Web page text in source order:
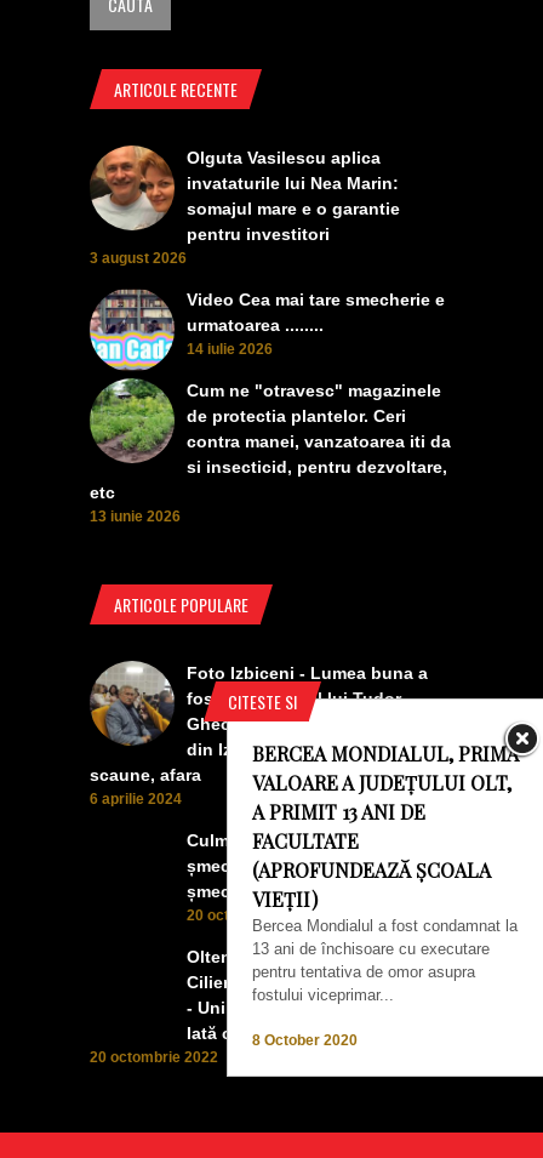
CITESTE SI
BERCEA MONDIALUL, PRIMA
VALOARE A JUDEȚULUI OLT,
A PRIMIT 13 ANI DE
FACULTATE
(APROFUNDEAZĂ ȘCOALA
VIEȚII)
Bercea Mondialul a fost condamnat la
13 ani de închisoare cu executare
pentru tentativa de omor asupra
fostului viceprimar...
8 October 2020
ARTICOLE RECENTE
Olguta Vasilescu aplica
invataturile lui Nea Marin:
somajul mare e o garantie
pentru investitori
3 august 2026
Video Cea mai tare smecherie e
urmatoarea ........
14 iulie 2026
Cum ne "otravesc" magazinele
de protectia plantelor. Ceri
contra manei, vanzatoarea iti da
si insecticid, pentru dezvoltare,
etc
13 iunie 2026
ARTICOLE POPULARE
Foto Izbiceni - Lumea buna a
fost la concertul lui Tudor
Gheorghe. Lumea prea buna
din Izbiceni a avut un ecran si
scaune, afara
6 aprilie 2024
Culmea smecheriei! O mașină
șmecheră l-a trădat pe cel mai
șmecher oltean
20 octombrie 2022
Oltenii, Dăbulenii, Izbicenii,
Cilienii s-au înfrățit cu Puchenii
- Unii cu munca, alții cu profitul.
Iată ce a ieșit!
20 octombrie 2022